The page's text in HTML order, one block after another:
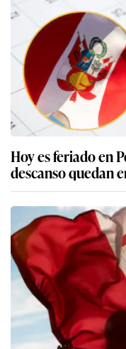
Hoy es feriado en
descanso quedan